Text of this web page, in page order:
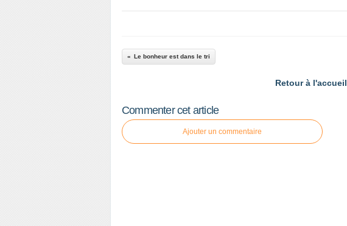
Le bonheur est dans le tri
Retour à l'accueil
Commenter cet article
Ajouter un commentaire